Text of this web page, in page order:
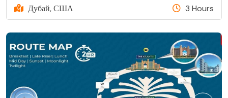
Дубай, США 3 Hours